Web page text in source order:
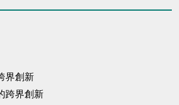
界創新
跨界創新